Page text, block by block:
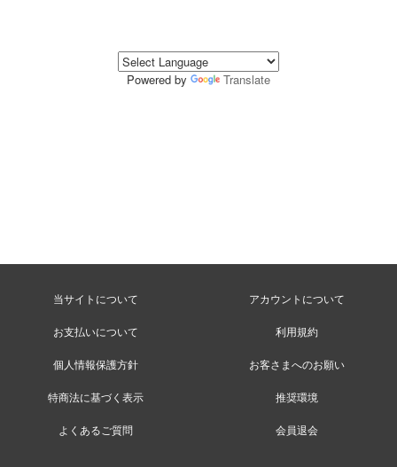
Powered by Translate
当サイトについて アカウントについて
お支払いについて 利用規約
個人情報保護方針 お客さまへのお願い
特商法に基づく表示 推奨環境
よくあるご質問 会員退会